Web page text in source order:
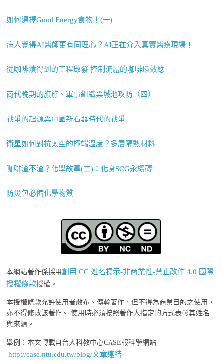
如何選擇Good Energy食物！(一)
病人覺得AI醫師更有同理心？AI正在介入真實醫療現場！
從咖啡漬得到的工程啟發 控制流體的咖啡環效應
商代晚期的旗斿、軍事組織與城池攻防（四）
戰爭的起源與中國新石器時代的戰爭
衛星如何對抗太空的極端溫度？多層隔熱材料
咖啡渣不渣？化學故事(二)：化身SCG永續磚
防災包必備化學物質
本網站著作係採用創用 CC 姓名標示-非商業性-禁止改作 4.0 國際
授權條款授權。
本授權條款允許使用者散布、傳輸著作，但不得為商業目的之使用，
亦不得修改該著作。 使用時必須按照著作人指定的方式表彰其姓名
與來源。
舉例：本文轉載自台大科教中心CASE報科學網站
http://case.ntu.edu.tw/blog/文章連結